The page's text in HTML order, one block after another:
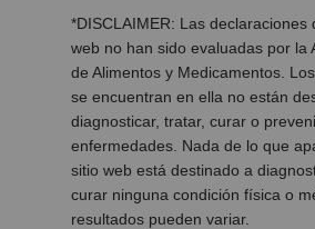
*DISCLAIMER: Las declaraciones
web no han sido evaluadas por la
de Alimentos y Medicamentos.
se encuentran en ella no están
diagnosticar, tratar, curar o
enfermedades. Nada de lo que
sitio web está destinado a
curar ninguna condición física o
resultados pueden variar.